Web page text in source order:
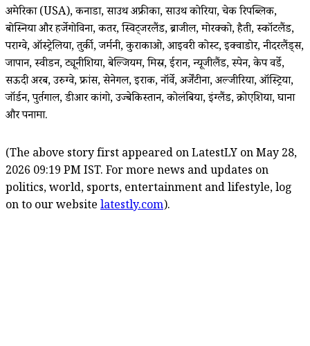
अमेरिका (USA), कनाडा, साउथ अफ्रीका, साउथ कोरिया, चेक रिपब्लिक,
बोस्निया और हर्जेगोविना, कतर, स्विट्जरलैंड, ब्राजील, मोरक्को, हैती, स्कॉटलैंड,
पराग्वे, ऑस्ट्रेलिया, तुर्की, जर्मनी, कुराकाओ, आइवरी कोस्ट, इक्वाडोर, नीदरलैंड्स,
जापान, स्वीडन, ट्यूनीशिया, बेल्जियम, मिस्र, ईरान, न्यूजीलैंड, स्पेन, केप वर्डे,
सऊदी अरब, उरुग्वे, फ्रांस, सेनेगल, इराक, नॉर्वे, अर्जेंटीना, अल्जीरिया, ऑस्ट्रिया,
जॉर्डन, पुर्तगाल, डीआर कांगो, उज्बेकिस्तान, कोलंबिया, इंग्लैंड, क्रोएशिया, घाना
और पनामा.
(The above story first appeared on LatestLY on May 28,
2026 09:19 PM IST. For more news and updates on
politics, world, sports, entertainment and lifestyle, log
on to our website latestly.com).